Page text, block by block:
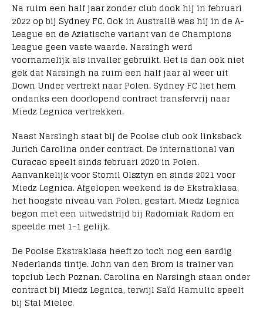
Na ruim een half jaar zonder club dook hij in februari
2022 op bij Sydney FC. Ook in Australië was hij in de A-
League en de Aziatische variant van de Champions
League geen vaste waarde. Narsingh werd
voornamelijk als invaller gebruikt. Het is dan ook niet
gek dat Narsingh na ruim een half jaar al weer uit
Down Under vertrekt naar Polen. Sydney FC liet hem
ondanks een doorlopend contract transfervrij naar
Miedz Legnica vertrekken.
Naast Narsingh staat bij de Poolse club ook linksback
Jurich Carolina onder contract. De international van
Curacao speelt sinds februari 2020 in Polen.
Aanvankelijk voor Stomil Olsztyn en sinds 2021 voor
Miedz Legnica. Afgelopen weekend is de Ekstraklasa,
het hoogste niveau van Polen, gestart. Miedz Legnica
begon met een uitwedstrijd bij Radomiak Radom en
speelde met 1-1 gelijk.
De Poolse Ekstraklasa heeft zo toch nog een aardig
Nederlands tintje. John van den Brom is trainer van
topclub Lech Poznan. Carolina en Narsingh staan onder
contract bij Miedz Legnica, terwijl Saïd Hamulic speelt
bij Stal Mielec.